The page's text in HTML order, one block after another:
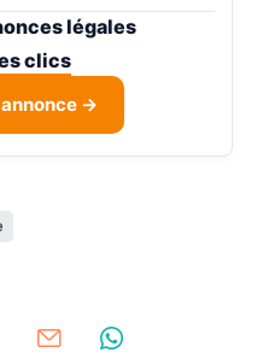
légales
clics
→